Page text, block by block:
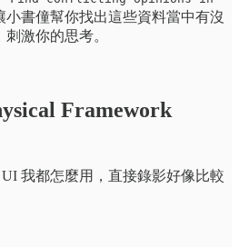
小書僮幫你找出這些資料當中有沒
激你的思考。
Framework
我都怎麼用，直接錄影好像比較